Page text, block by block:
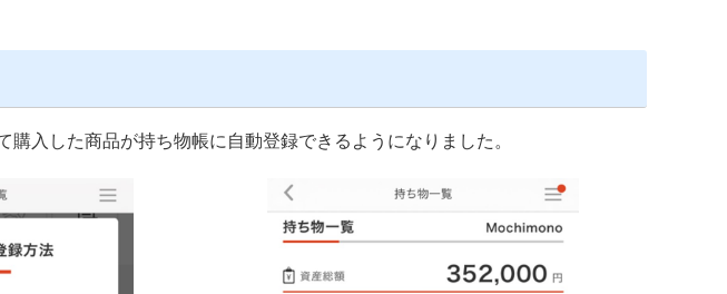
入した商品が持ち物帳に自動登録できるようになりました。